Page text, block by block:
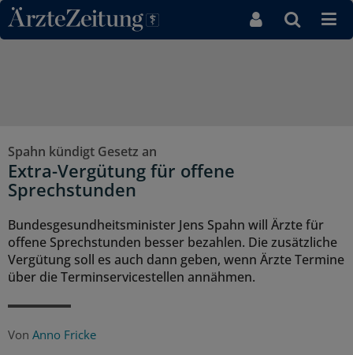
Direkt zum Inhaltsbereich
Spahn kündigt Gesetz an
Extra-Vergütung für offene
Sprechstunden
Bundesgesundheitsminister Jens Spahn will Ärzte für
offene Sprechstunden besser bezahlen. Die zusätzliche
Vergütung soll es auch dann geben, wenn Ärzte Termine
über die Terminservicestellen annähmen.
Von Anno Fricke